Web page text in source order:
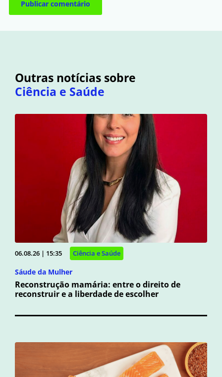
Outras notícias sobre
Ciência e Saúde
06.08.26 | 15:35 Ciência e Saúde
Sáude da Mulher
Reconstrução mamária: entre o direito de
reconstruir e a liberdade de escolher